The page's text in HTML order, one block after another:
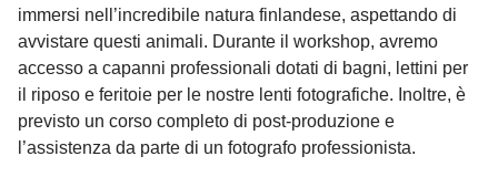
immersi nell’incredibile natura finlandese, aspettando di
avvistare questi animali. Durante il workshop, avremo
accesso a capanni professionali dotati di bagni, lettini per
il riposo e feritoie per le nostre lenti fotografiche. Inoltre, è
previsto un corso completo di post-produzione e
l’assistenza da parte di un fotografo professionista.